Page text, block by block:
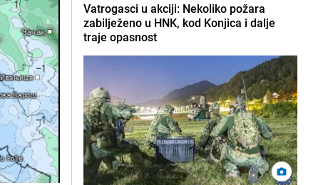
Vatrogasci u akciji: Nekoliko požara
zabilježeno u HNK, kod Konjica i dalje
traje opasnost